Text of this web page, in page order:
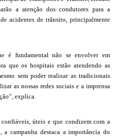
a atenção dos condutores para a
acidentes de trânsito, principalmente
é fundamental não se envolver em
que os hospitais estão atendendo as
sem poder realizar as tradicionais
as nossas redes sociais e a imprensa
explica.
úteis e que condizem com a
a campanha destaca a importância do